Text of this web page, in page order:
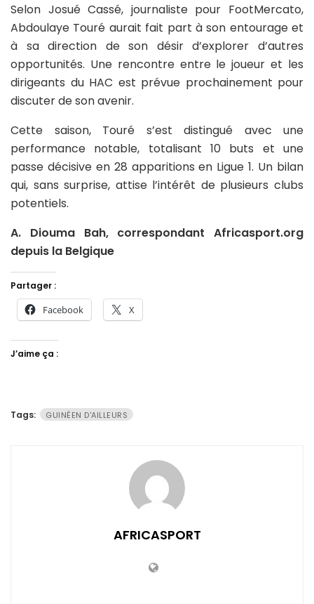
Selon Josué Cassé, journaliste pour FootMercato,
Abdoulaye Touré aurait fait part à son entourage et
à sa direction de son désir d’explorer d’autres
opportunités. Une rencontre entre le joueur et les
dirigeants du HAC est prévue prochainement pour
discuter de son avenir.
Cette saison, Touré s’est distingué avec une
performance notable, totalisant 10 buts et une
passe décisive en 28 apparitions en Ligue 1. Un bilan
qui, sans surprise, attise l’intérêt de plusieurs clubs
potentiels.
A. Diouma Bah, correspondant Africasport.org
depuis la Belgique
Partager :
Facebook X
J’aime ça :
Tags: GUINÉEN D'AILLEURS
AFRICASPORT